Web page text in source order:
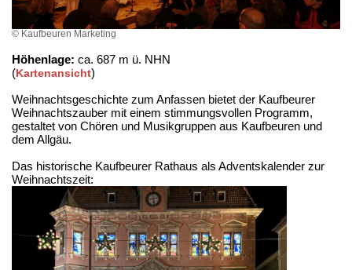
© Kaufbeuren Marketing
Höhenlage: ca. 687 m ü. NHN
(Kartenansicht)
Weihnachtsgeschichte zum Anfassen bietet der Kaufbeurer
Weihnachtszauber mit einem stimmungsvollen Programm,
gestaltet von Chören und Musikgruppen aus Kaufbeuren und
dem Allgäu.
Das historische Kaufbeurer Rathaus als Adventskalender zur
Weihnachtszeit: